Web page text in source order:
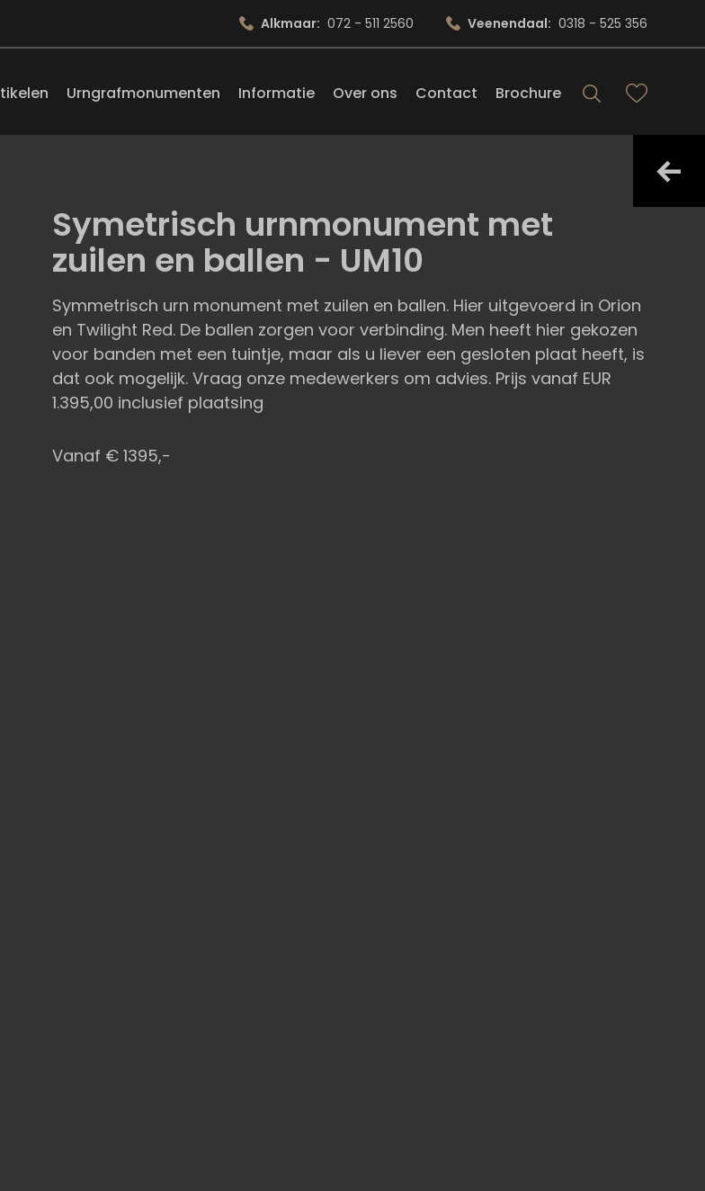
Urngrafmonumenten Informatie Over ons Contact Brochure
Alkmaar: 072 - 511 2560 Veenendaal: 0318 - 525 356
Symetrisch urnmonument met
zuilen en ballen - UM10
Symmetrisch urn monument met zuilen en ballen. Hier uitgevoerd in Orion
en Twilight Red. De ballen zorgen voor verbinding. Men heeft hier gekozen
voor banden met een tuintje, maar als u liever een gesloten plaat heeft, is
dat ook mogelijk. Vraag onze medewerkers om advies. Prijs vanaf EUR
1.395,00 inclusief plaatsing
Vanaf € 1395,-